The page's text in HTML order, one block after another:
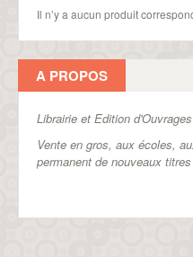
Il n’y a aucun produit
A PROPOS
Librairie et Edition
Vente en gros, aux écoles,
permanent de nouveaux titres